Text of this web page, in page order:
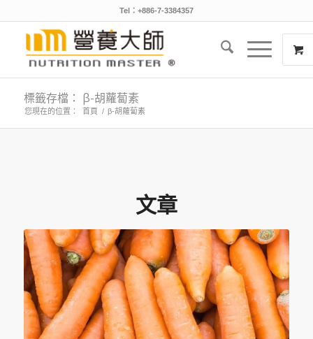
Tel：+886-7-3384357
標籤存檔： β-胡蘿蔔素
您現在的位置： 首頁 / β-胡蘿蔔素
文章